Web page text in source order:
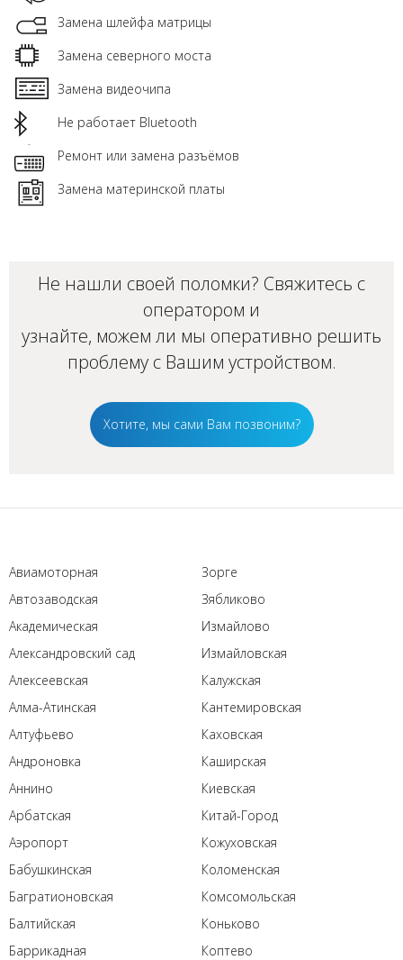
Замена шлейфа матрицы
Замена северного моста
Замена видеочипа
Не работает Bluetooth
Ремонт или замена разъёмов
Замена материнской платы
Не нашли своей поломки? Свяжитесь с
оператором и
узнайте, можем ли мы оперативно решить
проблему с Вашим устройством.
Хотите, мы сами Вам позвоним?
Авиамоторная
Автозаводская
Академическая
Александровский сад
Алексеевская
Алма-Атинская
Алтуфьево
Андроновка
Аннино
Арбатская
Аэропорт
Бабушкинская
Багратионовская
Балтийская
Баррикадная
Зорге
Зябликово
Измайлово
Измайловская
Калужская
Кантемировская
Каховская
Каширская
Киевская
Китай-Город
Кожуховская
Коломенская
Комсомольская
Коньково
Коптево